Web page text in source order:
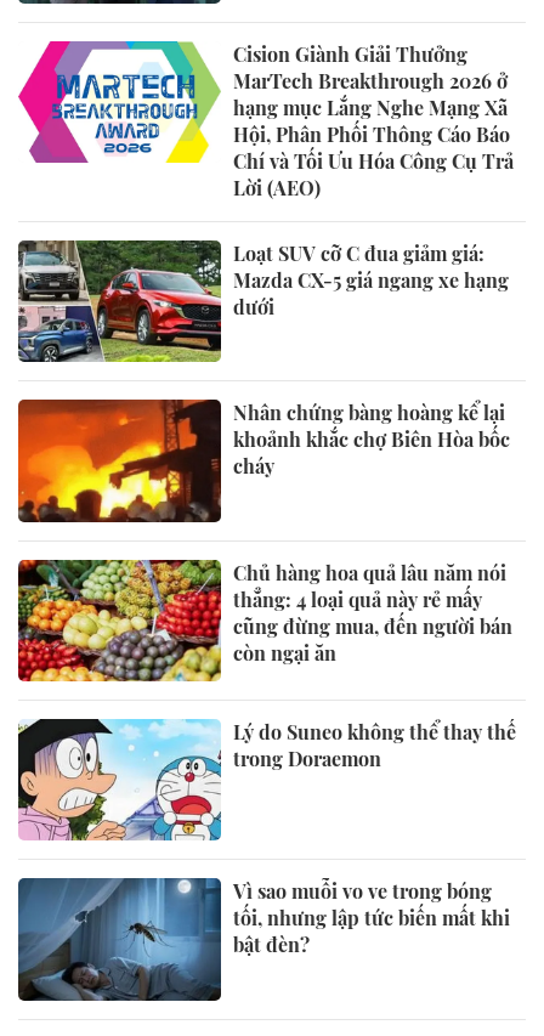
Cision Giành Giải Thưởng
MarTech Breakthrough 2026 ở
hạng mục Lắng Nghe Mạng Xã
Hội, Phân Phối Thông Cáo Báo
Chí và Tối Ưu Hóa Công Cụ Trả
Lời (AEO)
Loạt SUV cỡ C đua giảm giá:
Mazda CX-5 giá ngang xe hạng
dưới
Nhân chứng bàng hoàng kể lại
khoảnh khắc chợ Biên Hòa bốc
cháy
Chủ hàng hoa quả lâu năm nói
thẳng: 4 loại quả này rẻ mấy
cũng đừng mua, đến người bán
còn ngại ăn
Lý do Suneo không thể thay thế
trong Doraemon
Vì sao muỗi vo ve trong bóng
tối, nhưng lập tức biến mất khi
bật đèn?